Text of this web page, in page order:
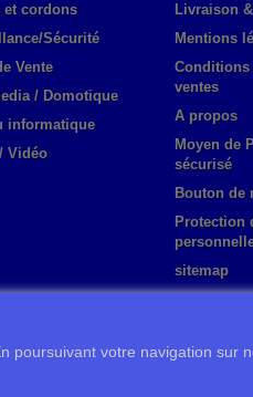
et cordons
Sécurité
Vente
/ Domotique
informatique
Vidéo
Livraison
Mentions
Conditions
ventes
A propos
Moyen de
sécurisé
Bouton de
Protection
sitemap
poursuivant votre navigation sur